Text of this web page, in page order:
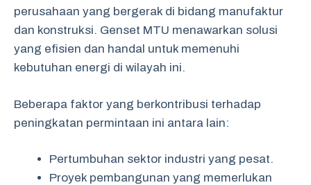
perusahaan yang bergerak di bidang manufaktur
dan konstruksi. Genset MTU menawarkan solusi
yang efisien dan handal untuk memenuhi
kebutuhan energi di wilayah ini.
Beberapa faktor yang berkontribusi terhadap
peningkatan permintaan ini antara lain:
Pertumbuhan sektor industri yang pesat.
Proyek pembangunan yang memerlukan